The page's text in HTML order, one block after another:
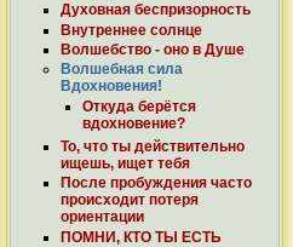
Духовная беспризорность
Внутреннее солнце
Волшебство - оно в Душе
Волшебная сила
Вдохновения!
Откуда берётся
вдохновение?
То, что ты действительно
ищешь, ищет тебя
После пробуждения часто
происходит потеря
ориентации
ПОМНИ, КТО ТЫ ЕСТЬ